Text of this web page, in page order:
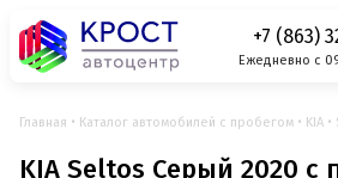
+7 (863)
Ежедневно с
Главная Каталог автомобилей с пробегом KIA
KIA Seltos Серый 2020 с